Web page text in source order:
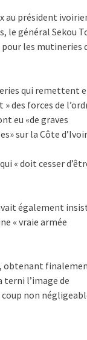
au président
le général Sekou
pour les mutineries
qui remettent
des forces de
eu «de graves
sur la Côte
« doit cesser
également
« vraie armée
obtenant
terni l’image de
non